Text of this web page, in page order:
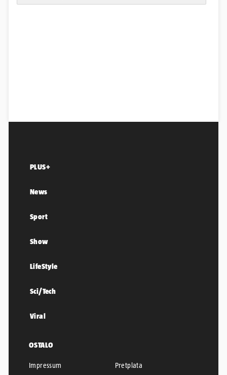
PLUS+
News
Sport
Show
LifeStyle
Sci/Tech
Viral
OSTALO
Impressum Pretplata